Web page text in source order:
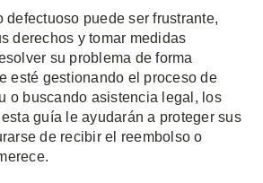
defectuoso puede ser frustrante,
derechos y tomar medidas
su problema de forma
esté gestionando el proceso de
o buscando asistencia legal, los
guía le ayudarán a proteger sus
de recibir el reembolso o